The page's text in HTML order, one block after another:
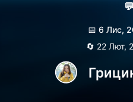
💬
📅 6 Лис,
🔄 22 Лют,